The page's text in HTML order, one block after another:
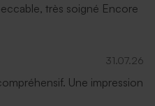
très soigné Encore
31.07.26
Une impression